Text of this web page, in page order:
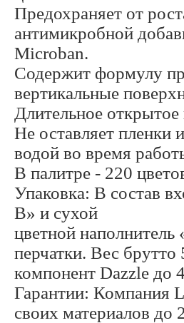
Предохраняет от
антимикробной
Microban.
Содержит формулу
вертикальные
Длительное
Не оставляет пленки
водой во время
В палитре - 220
Упаковка: В состав
В» и сухой
цветной наполнитель
перчатки. Вес брутто
компонент Dazzle до
Гарантии: Компания
своих материалов до